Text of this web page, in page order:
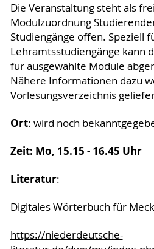
Die Veranstaltung steht als
Modulzuordnung
Studiengänge offen. Speziell
Lehramtsstudiengänge kann
für ausgewählte Module
Nähere Informationen dazu
Vorlesungsverzeichnis
Ort: wird noch
Zeit: Mo, 15.15 - 16.45 Uhr
Literatur:
Digitales Wörterbuch für
https://niederdeutsche-